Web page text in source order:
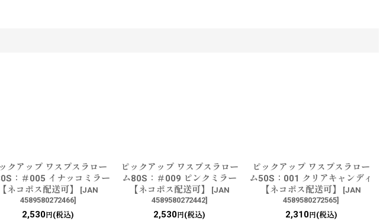
クアップ ワスプスラロー
：＃005 イナッコミラー
【ネコポス配送可】
[JAN
4589580272466]
2,530 円(税込)
ピックアップ ワスプスラロー
ム80S：＃009 ピンクミラー
【ネコポス配送可】
[JAN
4589580272442]
2,530 円(税込)
ピックアップ ワスプスラロー
ム50S：001 クリアキャンディ
【ネコポス配送可】
[JAN
4589580272565]
2,310円(税込)